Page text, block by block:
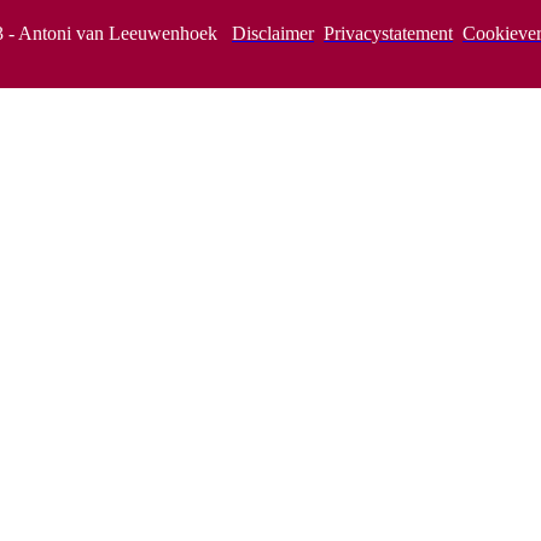
- Antoni van Leeuwenhoek Disclaimer Privacystatement